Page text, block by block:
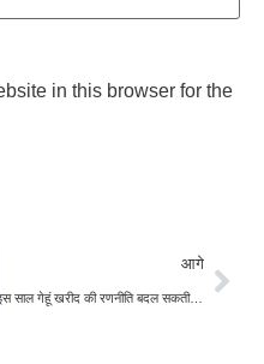
in this browser for the
आगे
इस साल गेहूं खरीद की रणनीति बदल सकती है सरकार, जानिए क्या है प्लान?